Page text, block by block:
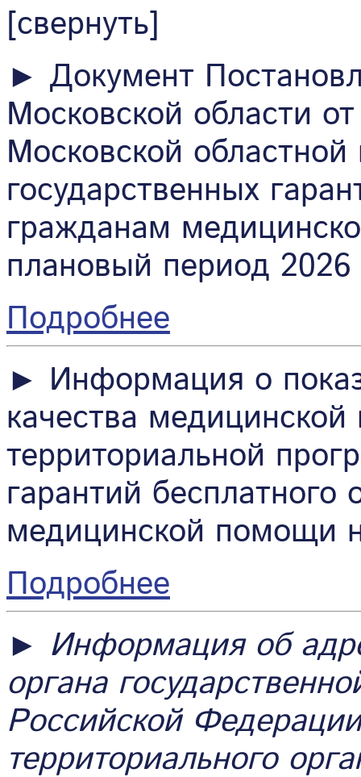
[свернуть]
► Документ
Московской области
Московской
государственных
гражданам
плановый период
Подробнее
► Информация о
качества
территориальной
гарантий
медицинской помощи
Подробнее
► Информация об
органа
Российской
территориального